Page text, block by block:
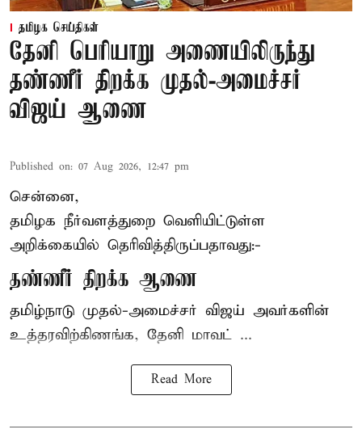
தமிழக செய்திகள்
தேனி பெரியாறு அணையிலிருந்து
தண்ணீர் திறக்க முதல்-அமைச்சர்
விஜய் ஆணை
Published on: 07 Aug 2026, 12:47 pm
சென்னை,
தமிழக நீர்வளத்துறை வெளியிட்டுள்ள
அறிக்கையில் தெரிவித்திருப்பதாவது:-
தண்ணீர் திறக்க ஆணை
தமிழ்நாடு முதல்-அமைச்சர் விஜய் அவர்களின்
உத்தரவிற்கிணங்க, தேனி மாவட் ...
Read More